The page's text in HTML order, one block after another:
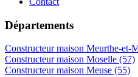
Départements
Constructeur maison Meurthe-et-
Constructeur maison Moselle (57)
Constructeur maison Meuse (55)